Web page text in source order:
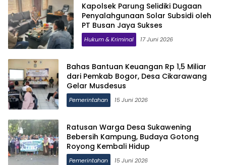
Kapolsek Parung Selidiki Dugaan
Penyalahgunaan Solar Subsidi oleh
PT Busan Jaya Sukses
Hukum & Kriminal 17 Juni 2026
Bahas Bantuan Keuangan Rp 1,5 Miliar
dari Pemkab Bogor, Desa Cikarawang
Gelar Musdesus
Pemerintahan 15 Juni 2026
Ratusan Warga Desa Sukawening
Bebersih Kampung, Budaya Gotong
Royong Kembali Hidup
Pemerintahan 15 Juni 2026